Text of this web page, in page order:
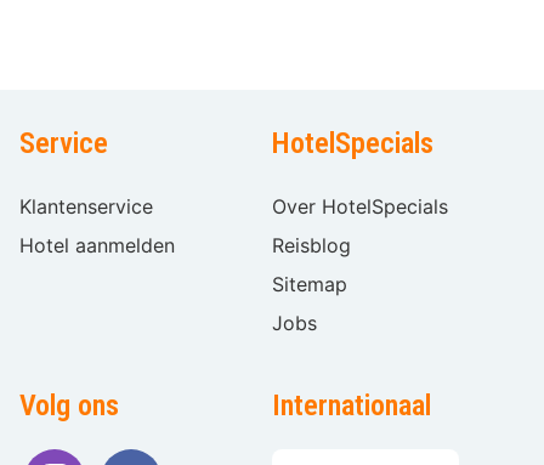
Service
Klantenservice
Hotel aanmelden
HotelSpecials
Over HotelSpecials
Reisblog
Sitemap
Jobs
Volg ons Internationaal